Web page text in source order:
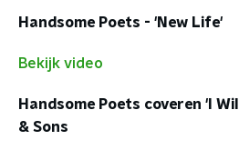
Handsome Poets - 'New Life'
Bekijk video
Handsome Poets coveren 'I
& Sons